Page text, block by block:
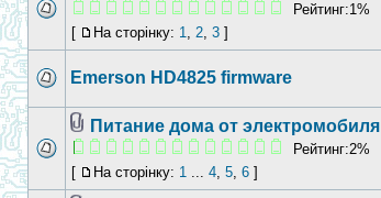
Рейтинг:1%
[
На сторінку: 1, 2, 3 ]
Emerson HD4825 firmware
Питание дома от электромобиля
Рейтинг:2%
[
На сторінку: 1 ... 4, 5, 6 ]